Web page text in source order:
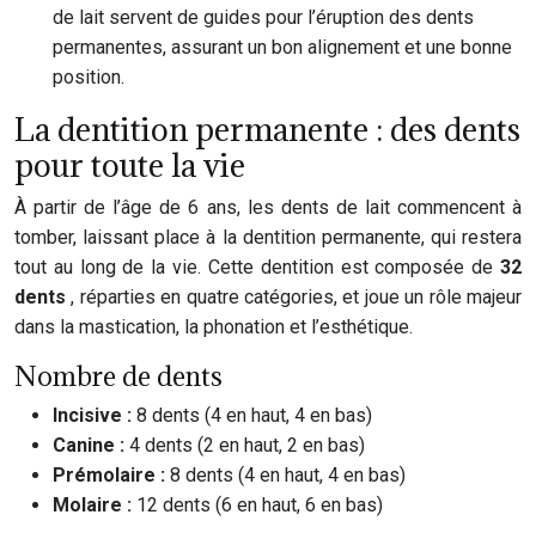
de lait servent de guides pour l’éruption des dents
permanentes, assurant un bon alignement et une bonne
position.
La dentition permanente : des dents
pour toute la vie
À partir de l’âge de 6 ans, les dents de lait commencent à
tomber, laissant place à la dentition permanente, qui restera
tout au long de la vie. Cette dentition est composée de 32
dents, réparties en quatre catégories, et joue un rôle majeur
dans la mastication, la phonation et l’esthétique.
Nombre de dents
Incisive : 8 dents (4 en haut, 4 en bas)
Canine : 4 dents (2 en haut, 2 en bas)
Prémolaire : 8 dents (4 en haut, 4 en bas)
Molaire : 12 dents (6 en haut, 6 en bas)